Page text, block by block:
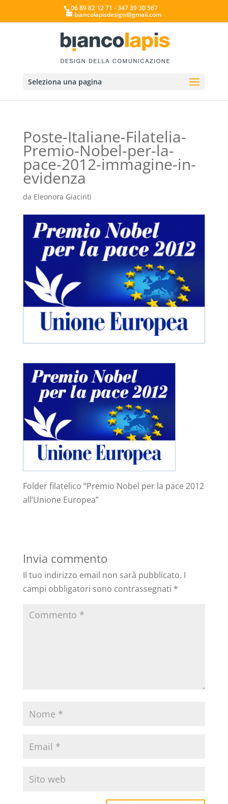
06 89 82 12 71 - 347 39 30 567
biancolapisdesign@gmail.com
Seleziona una pagina
Poste-Italiane-Filatelia-
Premio-Nobel-per-la-
pace-2012-immagine-in-
evidenza
da Eleonora Giacinti
Folder filatelico “Premio Nobel per la pace 2012
all’Unione Europea”
Invia commento
Il tuo indirizzo email non sarà pubblicato. I
campi obbligatori sono contrassegnati *